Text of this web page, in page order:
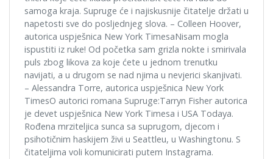
samoga kraja. Supruge će i najiskusnije čitatelje držati u
napetosti sve do posljednjeg slova. – Colleen Hoover,
autorica uspješnica New York TimesaNisam mogla
ispustiti iz ruke! Od početka sam grizla nokte i smirivala
puls zbog likova za koje ćete u jednom trenutku
navijati, a u drugom se nad njima u nevjerici skanjivati.
– Alessandra Torre, autorica uspješnica New York
TimesO autorici romana Supruge:Tarryn Fisher autorica
je devet uspješnica New York Timesa i USA Todaya.
Rođena mrziteljica sunca sa suprugom, djecom i
psihotičnim haskijem živi u Seattleu, u Washingtonu. S
čitateljima voli komunicirati putem Instagrama.